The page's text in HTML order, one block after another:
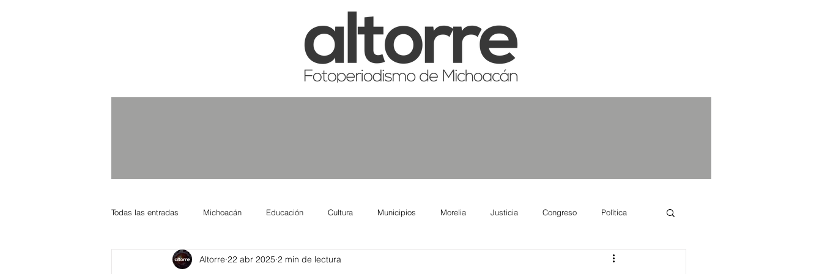
Todas las entradas Michoacán Educación Cultura Municipios Morelia Justicia Congreso Política
Nacional Internacional Columnistas Salud
Altorre 22 abr 2025 2 min de lectura